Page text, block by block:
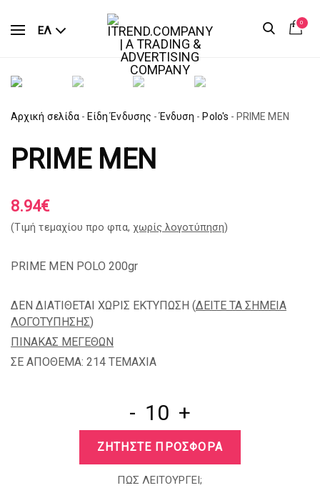
ΕΛ
0
Αρχική σελίδα - Είδη Ένδυσης - Ένδυση - Polo's - PRIME MEN
PRIME MEN
8.94€
(Tιμή τεμαχίου προ φπα, χωρίς λογοτύπηση)
PRIME MEN POLO 200gr
ΔΕΝ ΔΙΑΤΙΘΕΤΑΙ ΧΩΡΙΣ ΕΚΤΥΠΩΣΗ (ΔΕΙΤΕ ΤΑ ΣΗΜΕΙΑ
ΛΟΓΟΤΥΠΗΣΗΣ)
ΠΙΝΑΚΑΣ ΜΕΓΕΘΩΝ
ΣΕ ΑΠΟΘΕΜΑ: 214 TEMAXIA
- +
ΖΗΤΗΣΤΕ ΠΡΟΣΦΟΡΑ
ΠΩΣ ΛΕΙΤΟΥΡΓΕΙ;